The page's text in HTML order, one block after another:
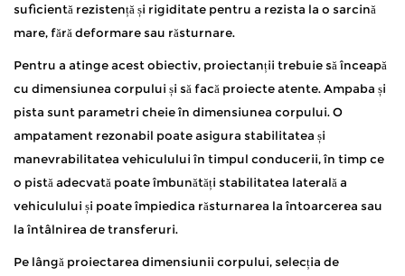
suficientă rezistență și rigiditate pentru a rezista la o sarcină
mare, fără deformare sau răsturnare.
Pentru a atinge acest obiectiv, proiectanții trebuie să înceapă
cu dimensiunea corpului și să facă proiecte atente. Ampaba și
pista sunt parametri cheie în dimensiunea corpului. O
ampatament rezonabil poate asigura stabilitatea și
manevrabilitatea vehiculului în timpul conducerii, în timp ce
o pistă adecvată poate îmbunătăți stabilitatea laterală a
vehiculului și poate împiedica răsturnarea la întoarcerea sau
la întâlnirea de transferuri.
Pe lângă proiectarea dimensiunii corpului, selecția de